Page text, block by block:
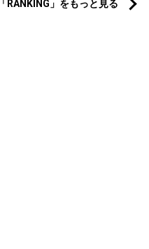
「RANKING」をもっと見る